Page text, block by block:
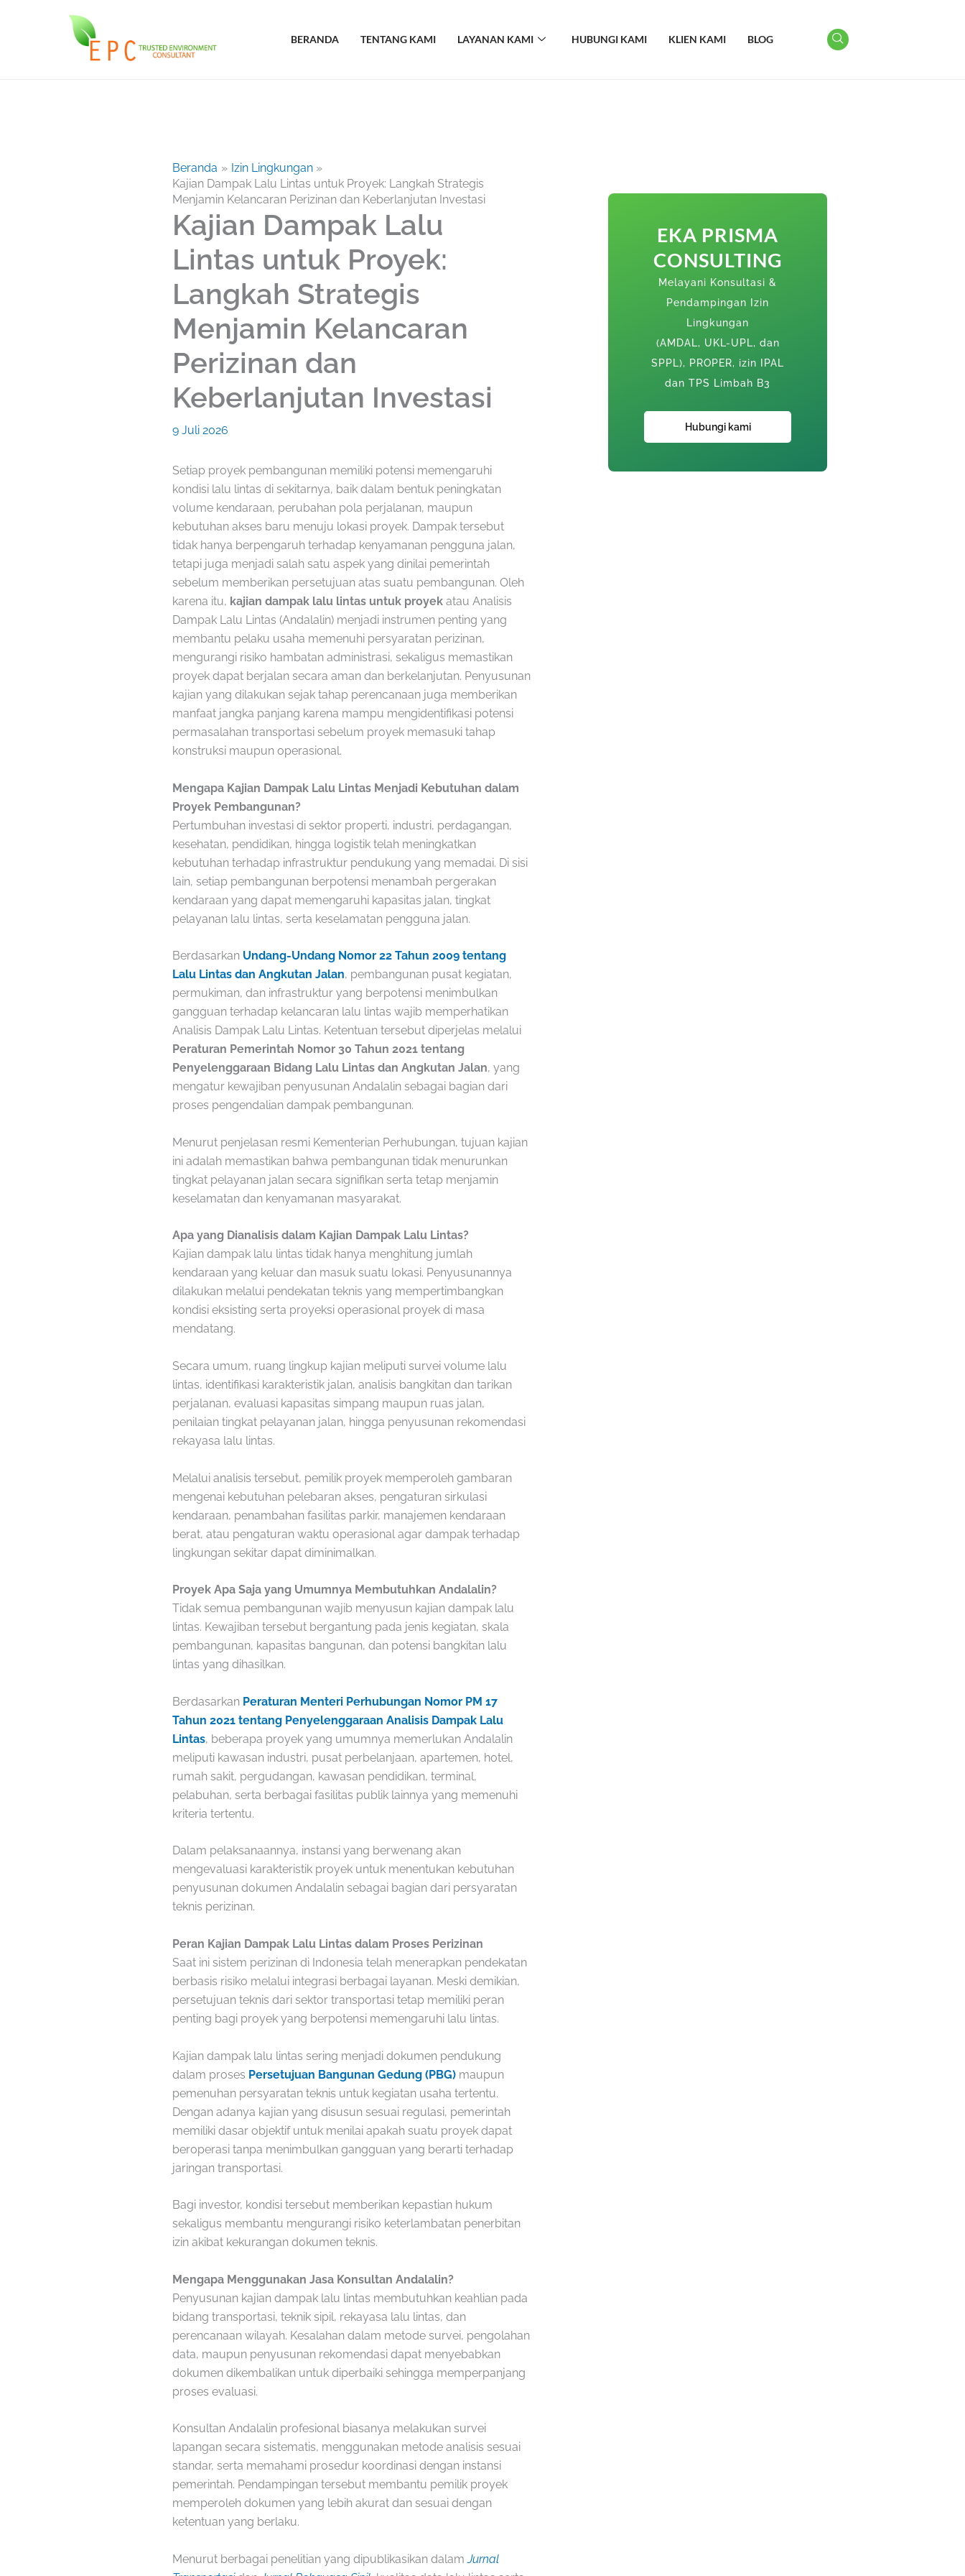
BERANDA TENTANG KAMI LAYANAN KAMI HUBUNGI KAMI KLIEN KAMI BLOG
Beranda
Izin Lingkungan
Kajian Dampak Lalu Lintas untuk Proyek: Langkah Strategis
Menjamin Kelancaran Perizinan dan Keberlanjutan Investasi
Kajian Dampak Lalu
Lintas untuk Proyek:
Langkah Strategis
Menjamin Kelancaran
Perizinan dan
Keberlanjutan Investasi
9 Juli 2026
Setiap proyek pembangunan memiliki potensi memengaruhi
kondisi lalu lintas di sekitarnya, baik dalam bentuk peningkatan
volume kendaraan, perubahan pola perjalanan, maupun
kebutuhan akses baru menuju lokasi proyek. Dampak tersebut
tidak hanya berpengaruh terhadap kenyamanan pengguna jalan,
tetapi juga menjadi salah satu aspek yang dinilai pemerintah
sebelum memberikan persetujuan atas suatu pembangunan. Oleh
karena itu, kajian dampak lalu lintas untuk proyek atau Analisis
Dampak Lalu Lintas (Andalalin) menjadi instrumen penting yang
membantu pelaku usaha memenuhi persyaratan perizinan,
mengurangi risiko hambatan administrasi, sekaligus memastikan
proyek dapat berjalan secara aman dan berkelanjutan. Penyusunan
kajian yang dilakukan sejak tahap perencanaan juga memberikan
manfaat jangka panjang karena mampu mengidentifikasi potensi
permasalahan transportasi sebelum proyek memasuki tahap
konstruksi maupun operasional.
Mengapa Kajian Dampak Lalu Lintas Menjadi Kebutuhan dalam
Proyek Pembangunan?
Pertumbuhan investasi di sektor properti, industri, perdagangan,
kesehatan, pendidikan, hingga logistik telah meningkatkan
kebutuhan terhadap infrastruktur pendukung yang memadai. Di sisi
lain, setiap pembangunan berpotensi menambah pergerakan
kendaraan yang dapat memengaruhi kapasitas jalan, tingkat
pelayanan lalu lintas, serta keselamatan pengguna jalan.
Berdasarkan Undang-Undang Nomor 22 Tahun 2009 tentang
Lalu Lintas dan Angkutan Jalan, pembangunan pusat kegiatan,
permukiman, dan infrastruktur yang berpotensi menimbulkan
gangguan terhadap kelancaran lalu lintas wajib memperhatikan
Analisis Dampak Lalu Lintas. Ketentuan tersebut diperjelas melalui
Peraturan Pemerintah Nomor 30 Tahun 2021 tentang
Penyelenggaraan Bidang Lalu Lintas dan Angkutan Jalan, yang
mengatur kewajiban penyusunan Andalalin sebagai bagian dari
proses pengendalian dampak pembangunan.
Menurut penjelasan resmi Kementerian Perhubungan, tujuan kajian
ini adalah memastikan bahwa pembangunan tidak menurunkan
tingkat pelayanan jalan secara signifikan serta tetap menjamin
keselamatan dan kenyamanan masyarakat.
Apa yang Dianalisis dalam Kajian Dampak Lalu Lintas?
Kajian dampak lalu lintas tidak hanya menghitung jumlah
kendaraan yang keluar dan masuk suatu lokasi. Penyusunannya
dilakukan melalui pendekatan teknis yang mempertimbangkan
kondisi eksisting serta proyeksi operasional proyek di masa
mendatang.
Secara umum, ruang lingkup kajian meliputi survei volume lalu
lintas, identifikasi karakteristik jalan, analisis bangkitan dan tarikan
perjalanan, evaluasi kapasitas simpang maupun ruas jalan,
penilaian tingkat pelayanan jalan, hingga penyusunan rekomendasi
rekayasa lalu lintas.
Melalui analisis tersebut, pemilik proyek memperoleh gambaran
mengenai kebutuhan pelebaran akses, pengaturan sirkulasi
kendaraan, penambahan fasilitas parkir, manajemen kendaraan
berat, atau pengaturan waktu operasional agar dampak terhadap
lingkungan sekitar dapat diminimalkan.
Proyek Apa Saja yang Umumnya Membutuhkan Andalalin?
Tidak semua pembangunan wajib menyusun kajian dampak lalu
lintas. Kewajiban tersebut bergantung pada jenis kegiatan, skala
pembangunan, kapasitas bangunan, dan potensi bangkitan lalu
lintas yang dihasilkan.
Berdasarkan Peraturan Menteri Perhubungan Nomor PM 17
Tahun 2021 tentang Penyelenggaraan Analisis Dampak Lalu
Lintas, beberapa proyek yang umumnya memerlukan Andalalin
meliputi kawasan industri, pusat perbelanjaan, apartemen, hotel,
rumah sakit, pergudangan, kawasan pendidikan, terminal,
pelabuhan, serta berbagai fasilitas publik lainnya yang memenuhi
kriteria tertentu.
Dalam pelaksanaannya, instansi yang berwenang akan
mengevaluasi karakteristik proyek untuk menentukan kebutuhan
penyusunan dokumen Andalalin sebagai bagian dari persyaratan
teknis perizinan.
Peran Kajian Dampak Lalu Lintas dalam Proses Perizinan
Saat ini sistem perizinan di Indonesia telah menerapkan pendekatan
berbasis risiko melalui integrasi berbagai layanan. Meski demikian,
persetujuan teknis dari sektor transportasi tetap memiliki peran
penting bagi proyek yang berpotensi memengaruhi lalu lintas.
Kajian dampak lalu lintas sering menjadi dokumen pendukung
dalam proses Persetujuan Bangunan Gedung (PBG) maupun
pemenuhan persyaratan teknis untuk kegiatan usaha tertentu.
Dengan adanya kajian yang disusun sesuai regulasi, pemerintah
memiliki dasar objektif untuk menilai apakah suatu proyek dapat
beroperasi tanpa menimbulkan gangguan yang berarti terhadap
jaringan transportasi.
Bagi investor, kondisi tersebut memberikan kepastian hukum
sekaligus membantu mengurangi risiko keterlambatan penerbitan
izin akibat kekurangan dokumen teknis.
Mengapa Menggunakan Jasa Konsultan Andalalin?
Penyusunan kajian dampak lalu lintas membutuhkan keahlian pada
bidang transportasi, teknik sipil, rekayasa lalu lintas, dan
perencanaan wilayah. Kesalahan dalam metode survei, pengolahan
data, maupun penyusunan rekomendasi dapat menyebabkan
dokumen dikembalikan untuk diperbaiki sehingga memperpanjang
proses evaluasi.
Konsultan Andalalin profesional biasanya melakukan survei
lapangan secara sistematis, menggunakan metode analisis sesuai
standar, serta memahami prosedur koordinasi dengan instansi
pemerintah. Pendampingan tersebut membantu pemilik proyek
memperoleh dokumen yang lebih akurat dan sesuai dengan
ketentuan yang berlaku.
Menurut berbagai penelitian yang dipublikasikan dalamJurnal
EKA PRISMA
CONSULTING
Melayani Konsultasi &
Pendampingan Izin
Lingkungan
(AMDAL, UKL-UPL, dan
SPPL), PROPER, izin IPAL
dan TPS Limbah B3
Hubungi kami